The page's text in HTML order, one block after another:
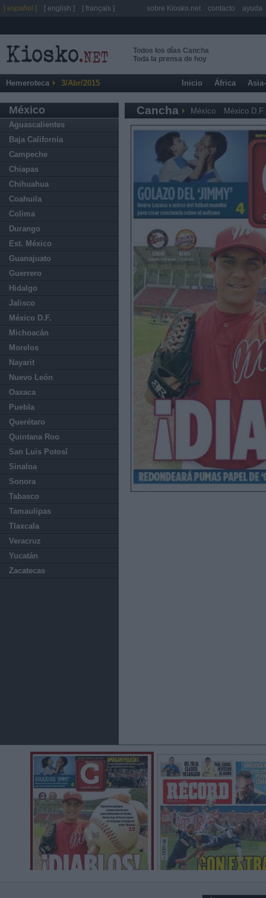
Todos los días Cancha
Toda la prensa de hoy
Hemeroteca 3/Abr/2015 Inicio África
México
Aguascalientes
Baja California
Campeche
Chiapas
Chihuahua
Coahuila
Colima
Durango
Est. México
Guanajuato
Guerrero
Hidalgo
Jalisco
México D.F.
Michoacán
Morelos
Nayarit
Nuevo León
Oaxaca
Puebla
Querétaro
Quintana Roo
San Luis Potosí
Sinaloa
Sonora
Tabasco
Tamaulipas
Tlaxcala
Veracruz
Yucatán
Zacatecas
Cancha México México D.F.
[ español ] [ english ] [ français ] sobre Kiosko.net contacto ayuda